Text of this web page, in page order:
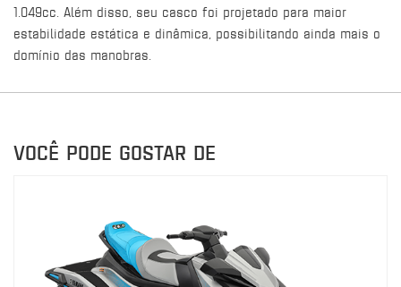
1.049cc. Além disso, seu casco foi projetado para maior
estabilidade estática e dinâmica, possibilitando ainda mais o
domínio das manobras.
VOCÊ PODE GOSTAR DE